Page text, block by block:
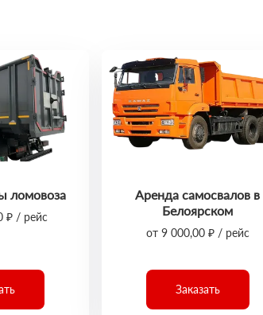
ломовоза
₽ / рейс
Аренда самосвалов в
Белоярском
от 9 000,00 ₽ / рейс
Заказать